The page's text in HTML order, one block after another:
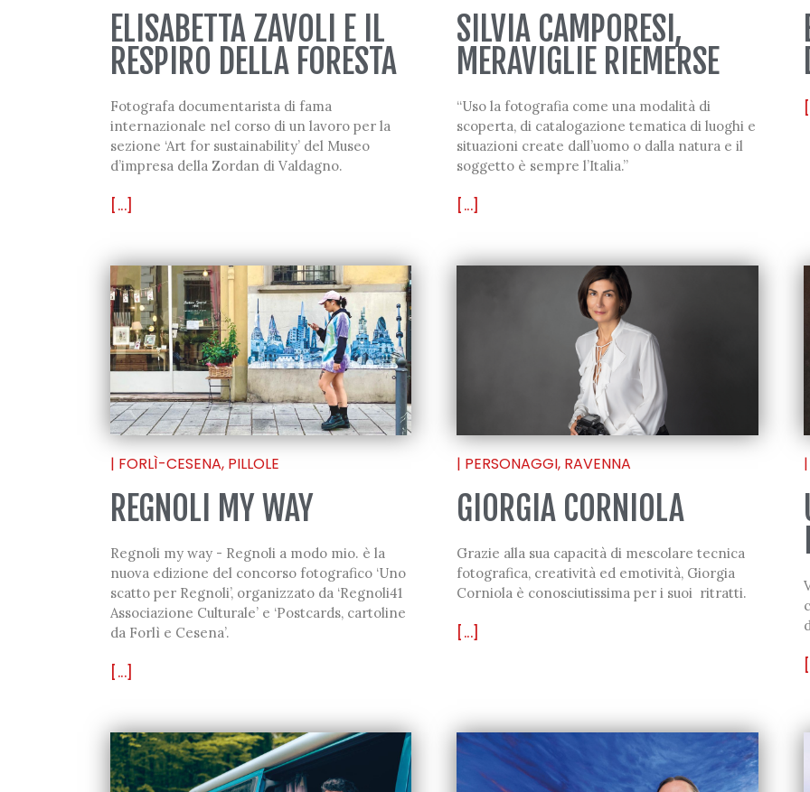
ELISABETTA ZAVOLI E IL
RESPIRO DELLA FORESTA
Fotografa documentarista di fama
internazionale nel corso di un lavoro per la
sezione ‘Art for sustainability’ del Museo
d’impresa della Zordan di Valdagno.
[...]
SILVIA CAMPORESI,
MERAVIGLIE RIEMERSE
“Uso la fotografia come una modalità di
scoperta, di catalogazione tematica di luoghi e
situazioni create dall’uomo o dalla natura e il
soggetto è sempre l’Italia.”
[...]
| FORLÌ-CESENA, PILLOLE
REGNOLI MY WAY
Regnoli my way - Regnoli a modo mio. è la
nuova edizione del concorso fotografico ‘Uno
scatto per Regnoli’, organizzato da ‘Regnoli41
Associazione Culturale’ e ‘Postcards, cartoline
da Forlì e Cesena’.
[...]
| PERSONAGGI, RAVENNA
GIORGIA CORNIOLA
Grazie alla sua capacità di mescolare tecnica
fotografica, creatività ed emotività, Giorgia
Corniola è conosciutissima per i suoi ritratti.
[...]
|